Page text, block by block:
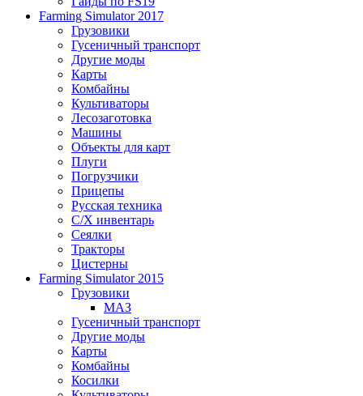
Farming Simulator 2017
Грузовики
Гусеничный транспорт
Другие моды
Карты
Комбайны
Культиваторы
Лесозаготовка
Машины
Объекты для карт
Плуги
Погрузчики
Прицепы
Русская техника
С/Х инвентарь
Сеялки
Тракторы
Цистерны
Farming Simulator 2015
Грузовики
МАЗ
Гусеничный транспорт
Другие моды
Карты
Комбайны
Косилки